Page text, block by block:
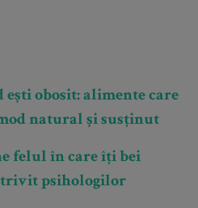
ești obosit: alimente care
natural și susținut
felul în care îți bei
psihologilor